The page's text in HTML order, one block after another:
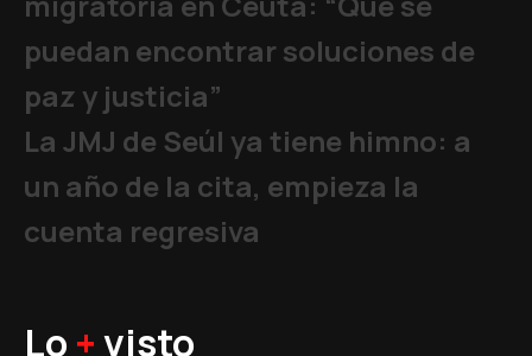
puedan encontrar soluciones de
paz y justicia”
La JMJ de Seúl ya tiene himno: a
un año de la cita, empieza la
cuenta regresiva
Lo +visto